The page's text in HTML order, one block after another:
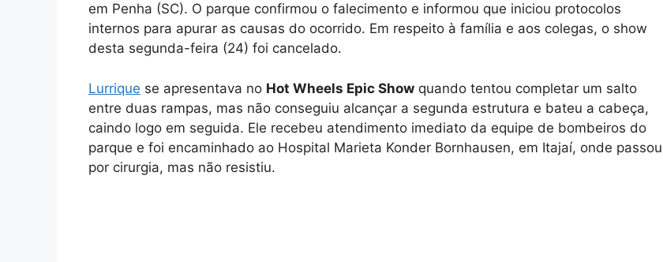
em Penha (SC). O parque confirmou o falecimento e informou que iniciou protocolos
internos para apurar as causas do ocorrido. Em respeito à família e aos colegas, o show
desta segunda-feira (24) foi cancelado.
Lurrique se apresentava no Hot Wheels Epic Show quando tentou completar um salto
entre duas rampas, mas não conseguiu alcançar a segunda estrutura e bateu a cabeça,
caindo logo em seguida. Ele recebeu atendimento imediato da equipe de bombeiros do
parque e foi encaminhado ao Hospital Marieta Konder Bornhausen, em Itajaí, onde passou
por cirurgia, mas não resistiu.